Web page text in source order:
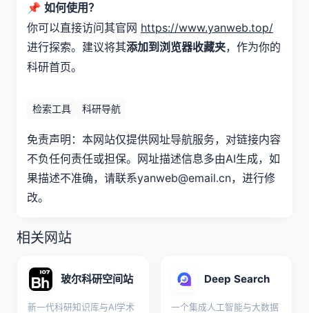
📌 如何使用？
你可以直接访问其官网 https://www.yanweb.top/
进行探索。建议将其添加到浏览器收藏夹，作为你的
科研首页。
检索工具 科研导航
免责声明：本网站仅提供网址导航服务，对链接内容
不负任何责任或担保。网址描述信息多由AI生成，如
果描述不准确，请联系yanweb@email.cn，进行修
改。
相关网站
玻尔科研空间站
新一代科研知识库与AI学术
Deep Search
一个集成人工智能与大数据